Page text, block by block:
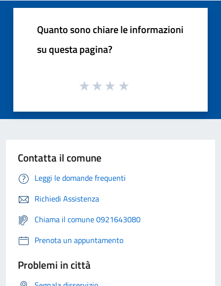
Quanto sono chiare le informazioni
su questa pagina?
Contatta il comune
Leggi le domande frequenti
Richiedi Assistenza
Chiama il comune 0921643080
Prenota un appuntamento
Problemi in città